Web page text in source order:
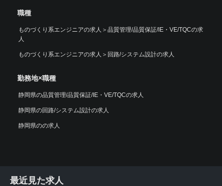
職種
ものづくり系エンジニアの求人 ＞ 品質管理/品質保証/IE・VE/TQCの求
人
ものづくり系エンジニアの求人 ＞ 回路/システム設計の求人
勤務地×職種
静岡県の品質管理/品質保証/IE・VE/TQCの求人
静岡県の回路/システム設計の求人
静岡県のの求人
最近見た求人